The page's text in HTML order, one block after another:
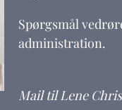
Spørgsmål
administration.
Mail til Lene